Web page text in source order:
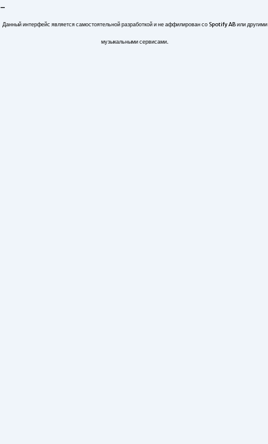
-
Данный интерфейс является самостоятельной разработкой и не аффилирован со Spotify AB или другими
музыкальными сервисами.